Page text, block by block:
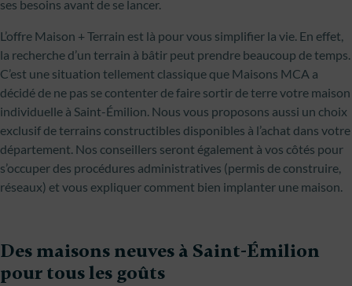
ses besoins avant de se lancer.
L’offre Maison + Terrain est là pour vous simplifier la vie. En effet,
la recherche d’un terrain à bâtir peut prendre beaucoup de temps.
C’est une situation tellement classique que Maisons MCA a
décidé de ne pas se contenter de faire sortir de terre votre maison
individuelle à Saint-Émilion. Nous vous proposons aussi un choix
exclusif de terrains constructibles disponibles à l’achat dans votre
département. Nos conseillers seront également à vos côtés pour
s’occuper des procédures administratives (permis de construire,
réseaux) et vous expliquer comment bien implanter une maison.
Des maisons neuves à Saint-Émilion
pour tous les goûts